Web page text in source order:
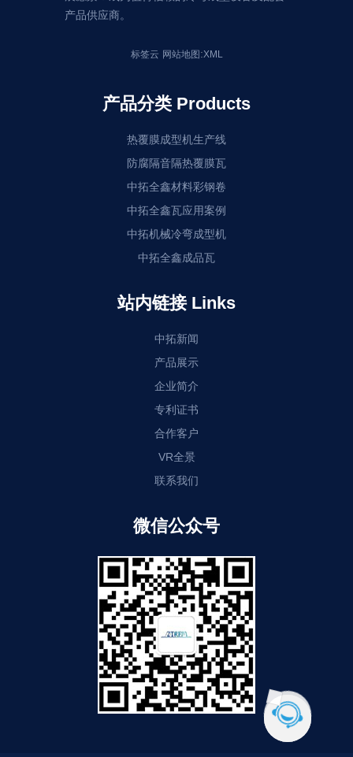
产品供应商。
标签云 网站地图:XML
产品分类 Products
热覆膜成型机生产线
防腐隔音隔热覆膜瓦
中拓全鑫材料彩钢卷
中拓全鑫瓦应用案例
中拓机械冷弯成型机
中拓全鑫成品瓦
站内链接 Links
中拓新闻
产品展示
企业简介
专利证书
合作客户
VR全景
联系我们
微信公众号